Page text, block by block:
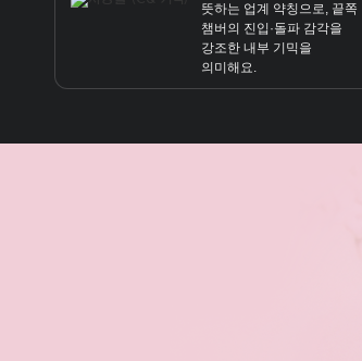
뜻하는 업계 약칭으로, 끝쪽
챔버의 진입·돌파 감각을
강조한 내부 기믹을
의미해요.